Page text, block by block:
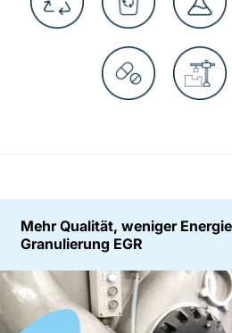
Mehr Qualität, weniger
Granulierung EGR